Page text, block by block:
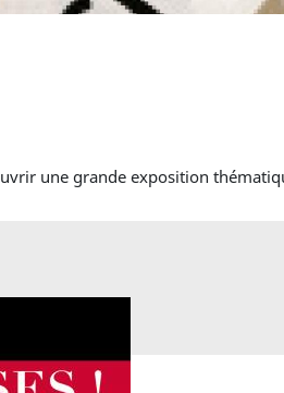
une grande exposition